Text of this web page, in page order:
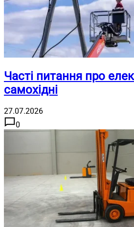
Часті питання про
самохідні
27.07.2026
0